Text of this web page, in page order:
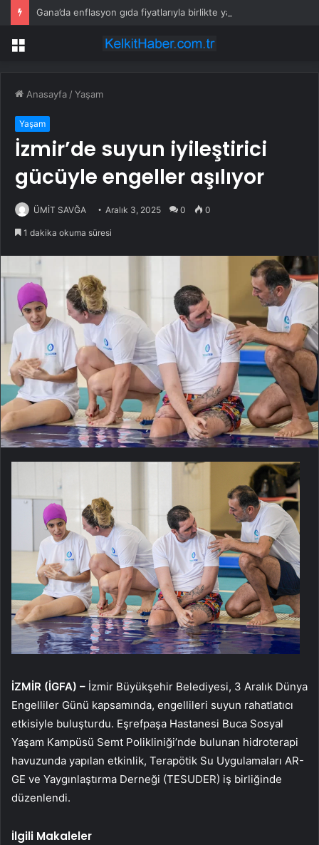
Gana’da enflasyon gıda fiyatlarıyla birlikte yavaşladı
Menü
Anasayfa /Yaşam
Yaşam
İzmir’de suyun iyileştirici
gücüyle engeller aşılıyor
ÜMİT SAVĞA Aralık 3, 2025 0 0
1 dakika okuma süresi
İZMİR (İGFA) – İzmir Büyükşehir Belediyesi, 3 Aralık Dünya
Engelliler Günü kapsamında, engellileri suyun rahatlatıcı
etkisiyle buluşturdu. Eşrefpaşa Hastanesi Buca Sosyal
Yaşam Kampüsü Semt Polikliniği’nde bulunan hidroterapi
havuzunda yapılan etkinlik, Terapötik Su Uygulamaları AR-
GE ve Yaygınlaştırma Derneği (TESUDER) iş birliğinde
düzenlendi.
İlgili Makaleler